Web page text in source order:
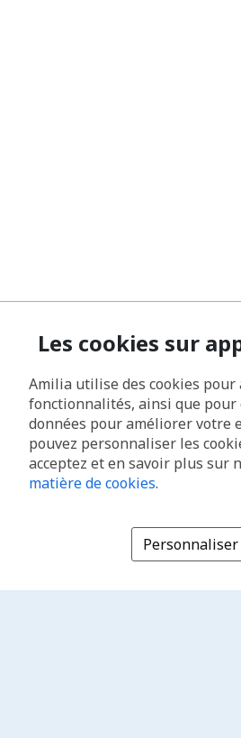
Les cookies sur
Amilia utilise des cookies pour
fonctionnalités, ainsi que pour
données pour améliorer votre
pouvez personnaliser les
acceptez et en savoir plus sur
matière de cookies.
Personnaliser